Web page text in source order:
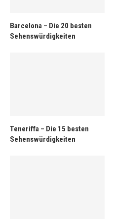
Barcelona – Die 20 besten
Sehenswürdigkeiten
Teneriffa – Die 15 besten
Sehenswürdigkeiten